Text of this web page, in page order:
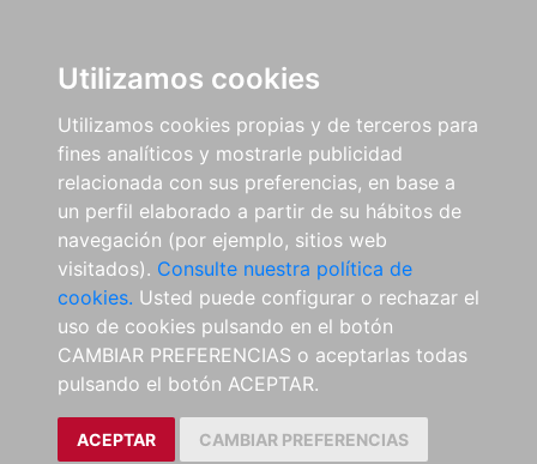
Utilizamos cookies
Utilizamos cookies propias y de terceros para
fines analíticos y mostrarle publicidad
relacionada con sus preferencias, en base a
un perfil elaborado a partir de su hábitos de
navegación (por ejemplo, sitios web
visitados). Consulte nuestra política de
cookies. Usted puede configurar o rechazar el
uso de cookies pulsando en el botón
CAMBIAR PREFERENCIAS o aceptarlas todas
pulsando el botón ACEPTAR.
ACEPTAR CAMBIAR PREFERENCIAS